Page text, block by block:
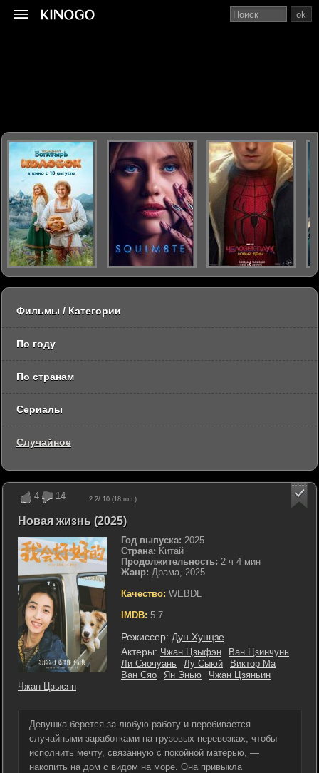
4 14 2.2/ 10 (18 гол.)
Новая жизнь (2025)
Год выпуска: 2025
Страна: Китай
Продолжительность: 2 ч 4 мин
Жанр: Драма, 2025
Качество: WEBDL
IMDB: 5.7
Режиссер: Дун Хунцзе
Актеры: Чжан Цзыфэн
Ван Цзинчунь
Ли Сяочуань
Лу Сыюй
Виктор Ма
Ван Сяо
Ян Энью
Чжан Цзяньин
Чжан Цзысян
Девушка берется за любую работу и перебивается
случайными заработками на грузовых перевозках, чтобы
исполнить мечту, связанную с покойной матерью, —
накопить на дом с видом на море. Она привыкла
ok
Фильмы / Категории
По году
По странам
Сериалы
Случайное